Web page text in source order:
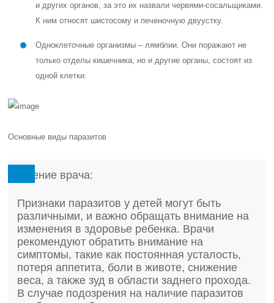
и других органов, за это их назвали червями-сосальщиками.
К ним относят шистосому и печеночную двуустку.
Одноклеточные организмы – лямблии. Они поражают не
только отделы кишечника, но и другие органы, состоят из
одной клетки.
Основные виды паразитов
Мнение врача:
Признаки паразитов у детей могут быть
различными, и важно обращать внимание на
изменения в здоровье ребенка. Врачи
рекомендуют обратить внимание на
симптомы, такие как постоянная усталость,
потеря аппетита, боли в животе, снижение
веса, а также зуд в области заднего прохода.
В случае подозрения на наличие паразитов